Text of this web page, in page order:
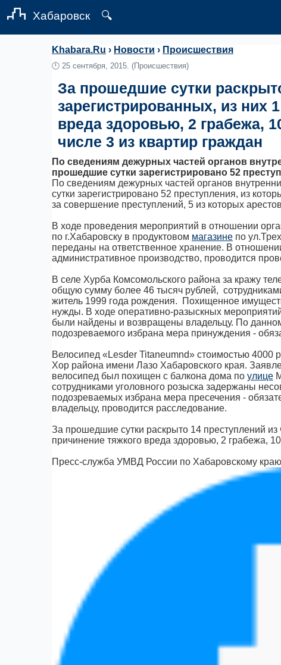
Хабаровск 🔍
Khabara.Ru › Новости › Происшествия
🕛 25 сентября, 2015. (Происшествия)
За прошедшие сутки
зарегистрированных, из
вреда здоровью, 2 грабежа,
числе 3 из квартир граждан
По сведениям дежурных частей органов
прошедшие сутки зарегистрировано 52
По сведениям дежурных частей органов
сутки зарегистрировано 52 преступления, из
за совершение преступлений, 5 из которых
В ходе проведения мероприятий в отношении
по г.Хабаровску в продуктовом магазине по
переданы на ответственное хранение. В
административное производство, проводится
В селе Хурба Комсомольского района за кражу
общую сумму более 46 тысяч рублей,
житель 1999 года рождения. Похищенное
нужды. В ходе оперативно-разыскных
были найдены и возвращены владельцу. По
подозреваемого избрана мера принуждения -
Велосипед «Lesder Titaneumnd» стоимостью 4000
Хор района имени Лазо Хабаровского края.
велосипед был похищен с балкона дома по улице
сотрудниками уголовного розыска задержаны
подозреваемых избрана мера пресечения -
владельцу, проводится расследование.
За прошедшие сутки раскрыто 14 преступлений
причинение тяжкого вреда здоровью, 2 грабежа,
Пресс-служба УМВД России по Хабаровскому краю